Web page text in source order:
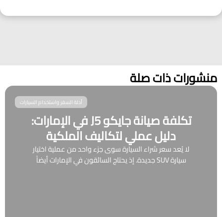
منشورات ذات صلة
أدلة السفر واستخدام السيارات
تكلفة صيانة جايكو J5 في الإمارات:
دليل عملي لتكاليف الملكية
لا يُعد سعر شراء السيارة سوى جزء واحد من عملية اختيار
سيارة SUV جديدة. إذ يحتاج السائقون في الإمارات أيضاً